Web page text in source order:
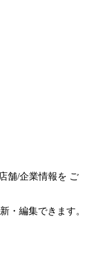
店舗/企業情報を ご
・編集できます。